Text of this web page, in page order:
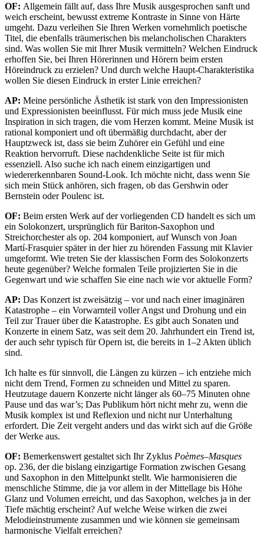
OF: Allgemein fällt auf, dass Ihre Musik ausgesprochen sanft und
weich erscheint, bewusst extreme Kontraste in Sinne von Härte
umgeht. Dazu verleihen Sie Ihren Werken vornehmlich poetische
Titel, die ebenfalls träumerischen bis melancholischen Charakters
sind. Was wollen Sie mit Ihrer Musik vermitteln? Welchen Eindruck
erhoffen Sie, bei Ihren Hörerinnen und Hörern beim ersten
Höreindruck zu erzielen? Und durch welche Haupt-Charakteristika
wollen Sie diesen Eindruck in erster Linie erreichen?
AP: Meine persönliche Ästhetik ist stark von den Impressionisten
und Expressionisten beeinflusst. Für mich muss jede Musik eine
Inspiration in sich tragen, die vom Herzen kommt. Meine Musik ist
rational komponiert und oft übermäßig durchdacht, aber der
Hauptzweck ist, dass sie beim Zuhörer ein Gefühl und eine
Reaktion hervorruft. Diese nachdenkliche Seite ist für mich
essenziell. Also suche ich nach einem einzigartigen und
wiedererkennbaren Sound-Look. Ich möchte nicht, dass wenn Sie
sich mein Stück anhören, sich fragen, ob das Gershwin oder
Bernstein oder Poulenc ist.
OF: Beim ersten Werk auf der vorliegenden CD handelt es sich um
ein Solokonzert, ursprünglich für Bariton-Saxophon und
Streichorchester als op. 204 komponiert, auf Wunsch von Joan
Martí-Frasquier später in der hier zu hörenden Fassung mit Klavier
umgeformt. Wie treten Sie der klassischen Form des Solokonzerts
heute gegenüber? Welche formalen Teile projizierten Sie in die
Gegenwart und wie schaffen Sie eine nach wie vor aktuelle Form?
AP: Das Konzert ist zweisätzig – vor und nach einer imaginären
Katastrophe – ein Vorwarnteil voller Angst und Drohung und ein
Teil zur Trauer über die Katastrophe. Es gibt auch Sonaten und
Konzerte in einem Satz, was seit dem 20. Jahrhundert ein Trend ist,
der auch sehr typisch für Opern ist, die bereits in 1–2 Akten üblich
sind.
Ich halte es für sinnvoll, die Längen zu kürzen – ich entziehe mich
nicht dem Trend, Formen zu schneiden und Mittel zu sparen.
Heutzutage dauern Konzerte nicht länger als 60–75 Minuten ohne
Pause und das war’s; Das Publikum hört nicht mehr zu, wenn die
Musik komplex ist und Reflexion und nicht nur Unterhaltung
erfordert. Die Zeit vergeht anders und das wirkt sich auf die Größe
der Werke aus.
OF: Bemerkenswert gestaltet sich Ihr Zyklus Poèmes–Masques
op. 236, der die bislang einzigartige Formation zwischen Gesang
und Saxophon in den Mittelpunkt stellt. Wie harmonisieren die
menschliche Stimme, die ja vor allem in der Mittellage bis Höhe
Glanz und Volumen erreicht, und das Saxophon, welches ja in der
Tiefe mächtig erscheint? Auf welche Weise wirken die zwei
Melodieinstrumente zusammen und wie können sie gemeinsam
harmonische Vielfalt erreichen?